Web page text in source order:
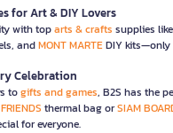
for Art & DIY Lovers
with toparts & crafts supplies like
andMONT MARTEDIY kits—only
Celebration
togifts and games, B2S has the
thermal bag orSIAM
for everyone.